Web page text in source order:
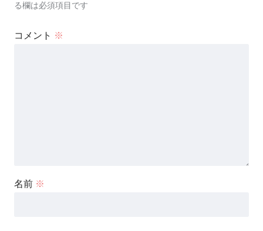
る欄は必須項目です
コメント ※
名前 ※